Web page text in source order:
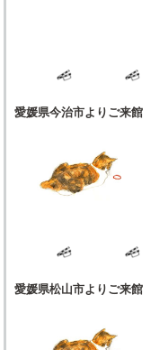
愛媛県今治市よりご来館
愛媛県松山市よりご来館